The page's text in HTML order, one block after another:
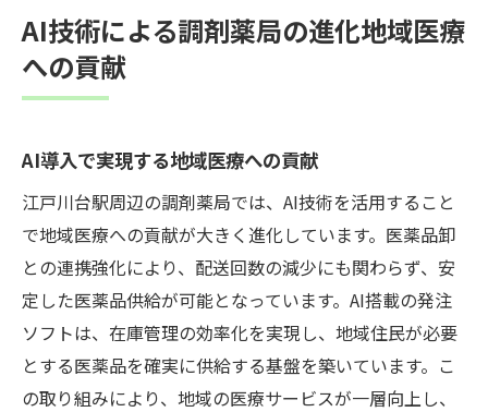
AI技術による調剤薬局の進化地域医療
への貢献
AI導入で実現する地域医療への貢献
江戸川台駅周辺の調剤薬局では、AI技術を活用すること
で地域医療への貢献が大きく進化しています。医薬品卸
との連携強化により、配送回数の減少にも関わらず、安
定した医薬品供給が可能となっています。AI搭載の発注
ソフトは、在庫管理の効率化を実現し、地域住民が必要
とする医薬品を確実に供給する基盤を築いています。こ
の取り組みにより、地域の医療サービスが一層向上し、